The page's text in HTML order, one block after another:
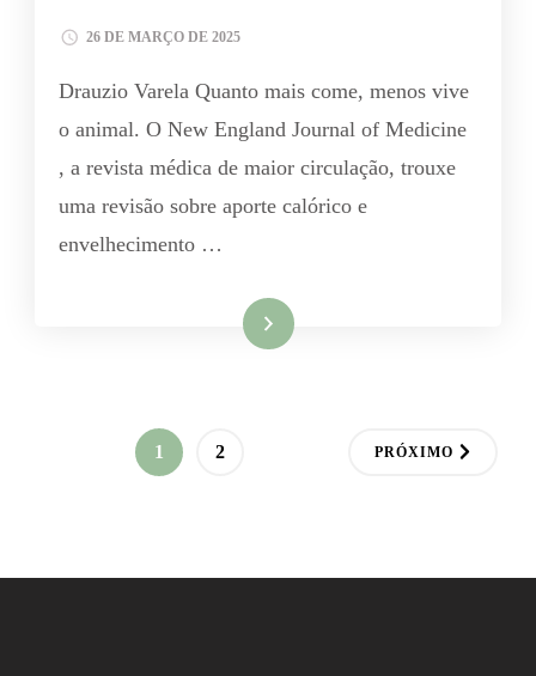
26 DE MARÇO DE 2025
Drauzio Varela Quanto mais come, menos vive
o animal. O New England Journal of Medicine
, a revista médica de maior circulação, trouxe
uma revisão sobre aporte calórico e
envelhecimento …
Leia mais
Paginação
posts
PÁGINA
1 PÁGINA
2 PRÓXIMO